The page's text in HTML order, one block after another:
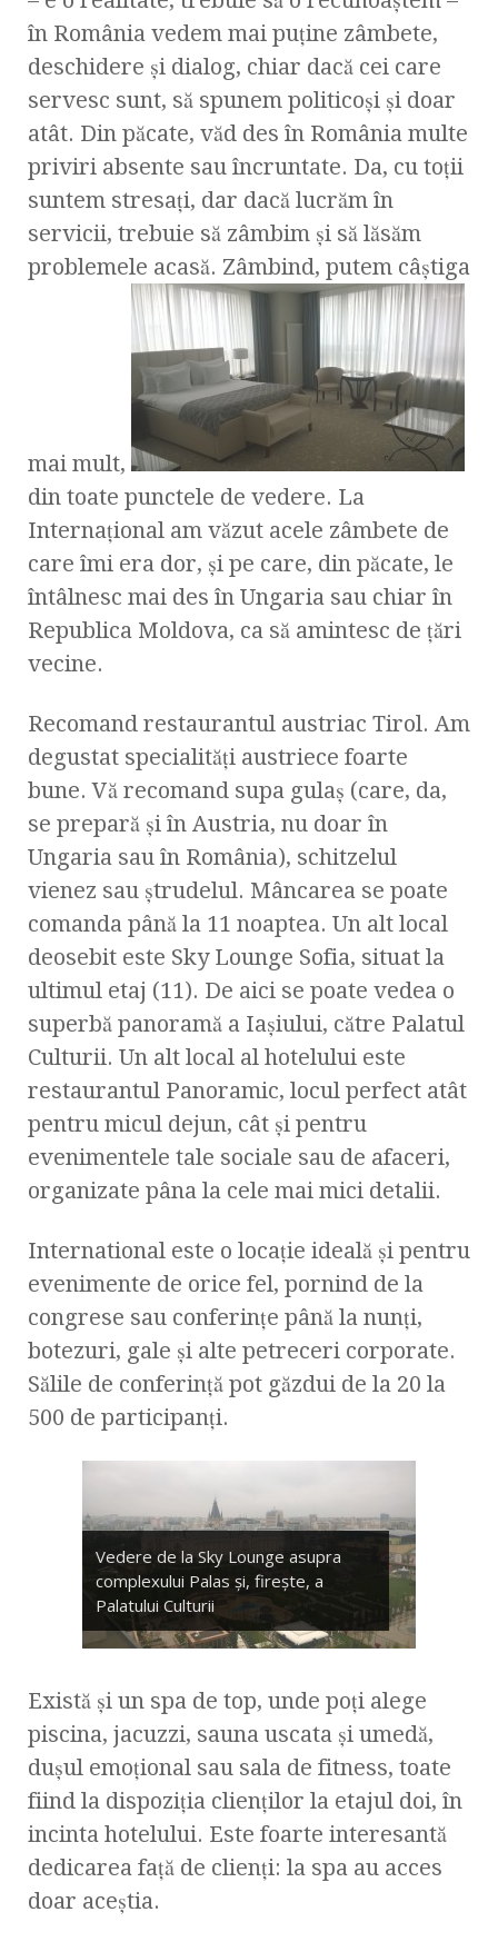
în România vedem mai puţine zâmbete,
deschidere şi dialog, chiar dacă cei care
servesc sunt, să spunem politicoşi şi doar
atât. Din păcate, văd des în România multe
priviri absente sau încruntate. Da, cu toţii
suntem stresaţi, dar dacă lucrăm în
servicii, trebuie să zâmbim şi să lăsăm
problemele acasă. Zâmbind, putem câştiga
mai mult,
din toate punctele de vedere. La
Internaţional am văzut acele zâmbete de
care îmi era dor, şi pe care, din păcate, le
întâlnesc mai des în Ungaria sau chiar în
Republica Moldova, ca să amintesc de ţări
vecine.
Recomand restaurantul austriac Tirol. Am
degustat specialităţi austriece foarte
bune. Vă recomand supa gulaş (care, da,
se prepară şi în Austria, nu doar în
Ungaria sau în România), schitzelul
vienez sau ştrudelul. Mâncarea se poate
comanda până la 11 noaptea. Un alt local
deosebit este Sky Lounge Sofia, situat la
ultimul etaj (11). De aici se poate vedea o
superbă panoramă a Iaşiului, către Palatul
Culturii. Un alt local al hotelului este
restaurantul Panoramic, locul perfect atât
pentru micul dejun, cât şi pentru
evenimentele tale sociale sau de afaceri,
organizate pâna la cele mai mici detalii.
International este o locaţie ideală şi pentru
evenimente de orice fel, pornind de la
congrese sau conferinţe până la nunţi,
botezuri, gale şi alte petreceri corporate.
Sălile de conferinţă pot găzdui de la 20 la
500 de participanţi.
Vedere de la Sky Lounge asupra
complexului Palas şi, fireşte, a
Palatului Culturii
Există şi un spa de top, unde poţ­i alege
piscina, jacuzzi, sauna uscata şi umedă,
duşul emoţional sau sala de fitness, toate
fiind la dispoziţia clienţilor la etajul doi, în
incinta hotelului. Este foarte interesantă
dedicarea faţă de clienţi: la spa au acces
doar aceştia.